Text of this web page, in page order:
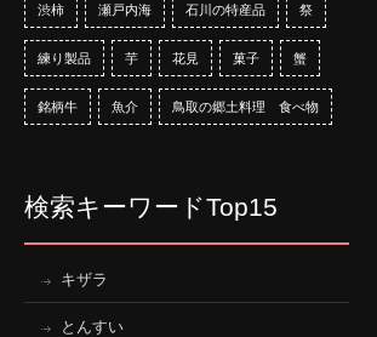
渋柿 瀬戸内海 石川の特産品 祭
練り製品 芋 花見 菓子 蟹
銘柄牛 魚介 鳥取の郷土料理 食べ物
検索キーワードTop15
キザラ
とんすい